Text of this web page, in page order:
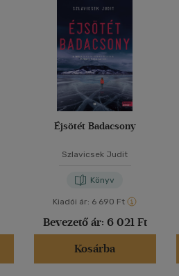
Éjsötét Badacsony
Szlavicsek Judit
Könyv
Kiadói ár: 6 690 Ft
Bevezető ár: 6 021 Ft
Kosárba